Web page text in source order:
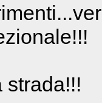
strada!!!